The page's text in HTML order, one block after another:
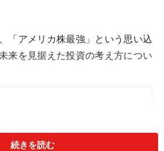
「アメリカ株最強」という思い込
来を見据えた投資の考え方につい
めよ続きを読む